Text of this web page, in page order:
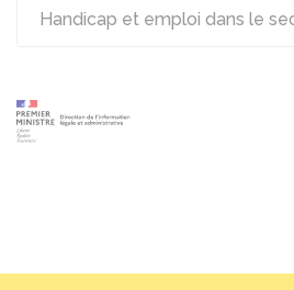
Handicap et emploi dans le